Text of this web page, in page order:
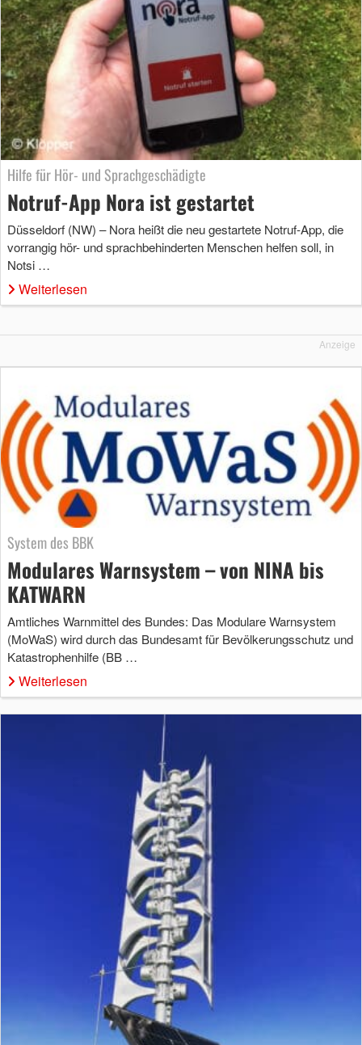
Hilfe für Hör- und Sprachgeschädigte
Notruf-App Nora ist gestartet
Düsseldorf (NW) – Nora heißt die neu gestartete Notruf-App, die
vorrangig hör- und sprachbehinderten Menschen helfen soll, in
Notsi …
Weiterlesen
Anzeige
System des BBK
Modulares Warnsystem – von NINA bis
KATWARN
Amtliches Warnmittel des Bundes: Das Modulare Warnsystem
(MoWaS) wird durch das Bundesamt für Bevölkerungsschutz und
Katastrophenhilfe (BB …
Weiterlesen